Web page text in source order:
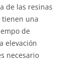
de las resinas
tienen una
de
elevación
necesario